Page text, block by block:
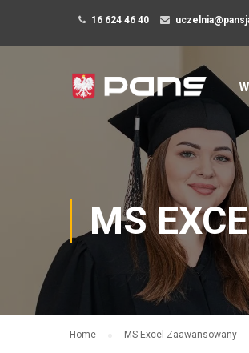
16 624 46 40
MS
Home MS Excel Zaawansowany